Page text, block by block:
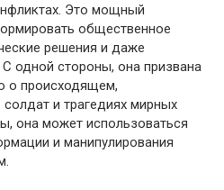
Это мощный
общественное
решения и даже
одной стороны, она призвана
о происходящем,
и трагедиях мирных
она может использоваться
и манипулирования